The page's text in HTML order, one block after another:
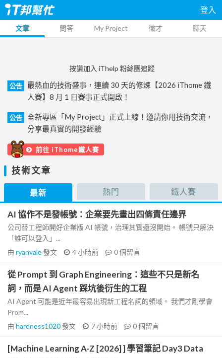
登入
文章 問答 My Project 徵才 聊天
按讚加入 iThelp 粉絲團追蹤
公告
最熱血的技術盛事，連續 30 天的修煉【2026 iThome 鐵
人賽】8 月 1 日賽事正式開啟！
公告
全新專區「My Project」正式上線！邀請你用技術交流，
分享最真實的開發經驗
前往 iThome鐵人賽
技術文章
最新 熱門 鐵人賽
AI 協作不是發帳號：企業要先畫出四條責任邊界
公司替工程師開好企業版 AI 帳號，治理其實還沒開始。 帳號只解決
「誰可以登入」...
由 ryanvale發文 4 小時前 0個留言
從 Prompt 到 Graph Engineering：這些不只是新名
詞，而是 AI Agent 踩坑後衍生的工程
AI Agent 可能是近年最容易出現新工程名詞的領域。 我們才剛學會
Prom...
由 hardness1020發文 7 小時前 0個留言
[Machine Learning A-Z [2026] ] 學習筆記 Day3 Data